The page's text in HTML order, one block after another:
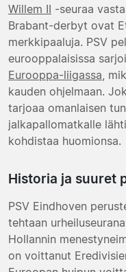
Willem II -seuraa
Brabant-derbyt ovat
merkkipaaluja. PSV
eurooppalaisissa
Eurooppa-liigassa ,
kauden ohjelmaan.
tarjoaa omanlaisen
jalkapallomatkalle
kohdistaa huomionsa.
Historia ja suuret
PSV Eindhoven
tehtaan
Hollannin
on voittanut